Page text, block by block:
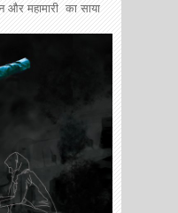
और महामारी का साया